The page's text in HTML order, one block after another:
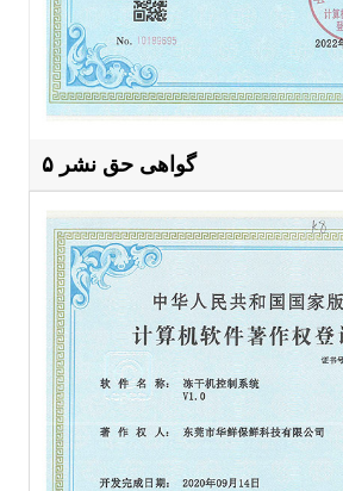
گواهی حق نشر ۵